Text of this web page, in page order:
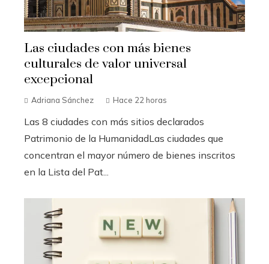
Las ciudades con más bienes
culturales de valor universal
excepcional
Adriana Sánchez Hace 22 horas
Las 8 ciudades con más sitios declarados
Patrimonio de la HumanidadLas ciudades que
concentran el mayor número de bienes inscritos
en la Lista del Pat...